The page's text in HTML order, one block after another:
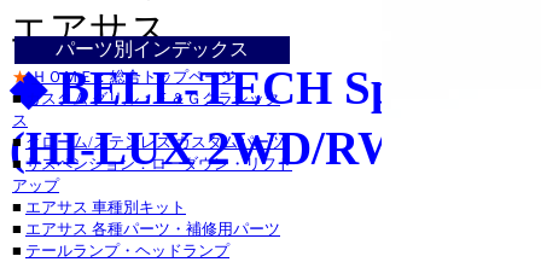
パーツ別インデックス
★ ＨＯＭＥ：総合トップページ
■
カスタム グリル：Ｅ＆Ｇクラシック
ス
■ クローム/ステンレス カスタムパーツ
■ サスペンション：ローダウン・リフト
アップ
■ エアサス 車種別キット
■ エアサス 各種パーツ・補修用パーツ
■ テールランプ・ヘッドランプ
エアサス
◆ BELL-TECH Sport
(HI-LUX 2WD/RWD